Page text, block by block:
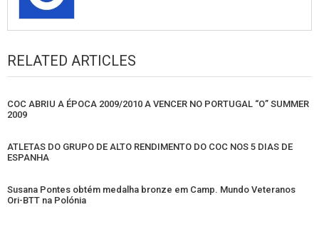
RELATED ARTICLES
COC ABRIU A ÉPOCA 2009/2010 A VENCER NO PORTUGAL “O” SUMMER
2009
ATLETAS DO GRUPO DE ALTO RENDIMENTO DO COC NOS 5 DIAS DE
ESPANHA
Susana Pontes obtém medalha bronze em Camp. Mundo Veteranos
Ori-BTT na Polónia